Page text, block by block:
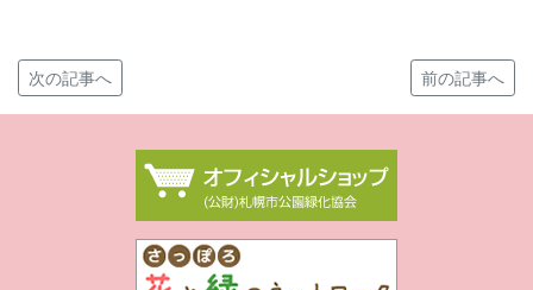
次の記事へ 前の記事へ